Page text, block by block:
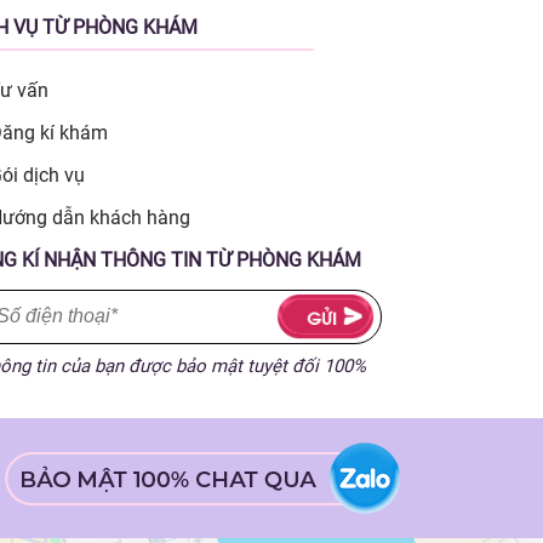
VỤ TỪ PHÒNG KHÁM
vấn
kí khám
dịch vụ
dẫn khách hàng
KÍ NHẬN THÔNG TIN TỪ PHÒNG KHÁM
tin của bạn được bảo mật tuyệt đối 100%